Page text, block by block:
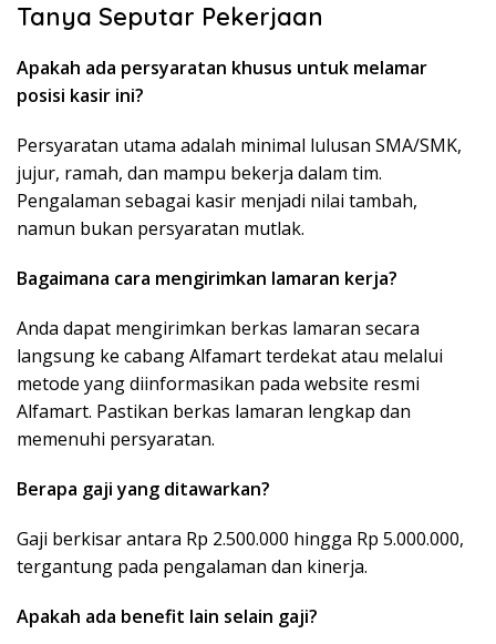
Tanya Seputar Pekerjaan
Apakah ada persyaratan khusus untuk melamar
posisi kasir ini?
Persyaratan utama adalah minimal lulusan SMA/SMK,
jujur, ramah, dan mampu bekerja dalam tim.
Pengalaman sebagai kasir menjadi nilai tambah,
namun bukan persyaratan mutlak.
Bagaimana cara mengirimkan lamaran kerja?
Anda dapat mengirimkan berkas lamaran secara
langsung ke cabang Alfamart terdekat atau melalui
metode yang diinformasikan pada website resmi
Alfamart. Pastikan berkas lamaran lengkap dan
memenuhi persyaratan.
Berapa gaji yang ditawarkan?
Gaji berkisar antara Rp 2.500.000 hingga Rp 5.000.000,
tergantung pada pengalaman dan kinerja.
Apakah ada benefit lain selain gaji?